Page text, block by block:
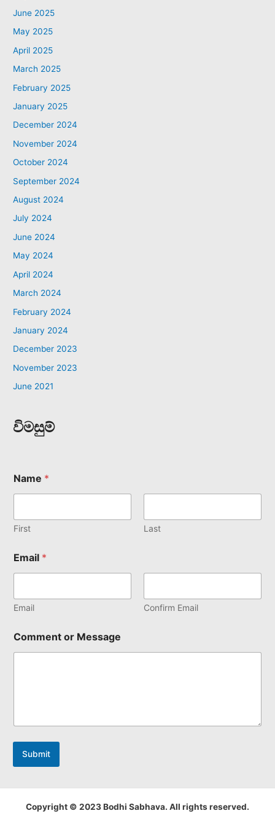
June 2025
May 2025
April 2025
March 2025
February 2025
January 2025
December 2024
November 2024
October 2024
September 2024
August 2024
July 2024
June 2024
May 2024
April 2024
March 2024
February 2024
January 2024
December 2023
November 2023
June 2021
විමසුම්
Name *
First Last
Email *
Email Confirm Email
Comment or Message
Submit
Copyright © 2023 Bodhi Sabhava. All rights reserved.